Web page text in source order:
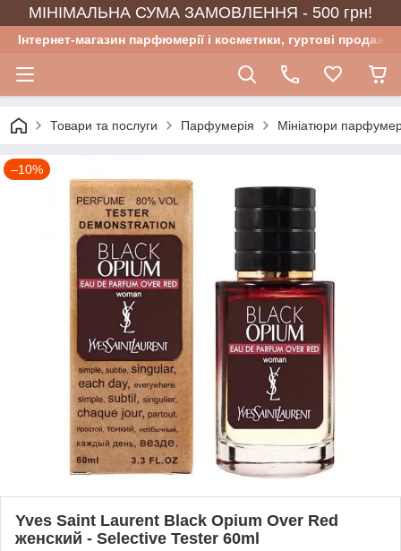
МІНІМАЛЬНА СУМА ЗАМОВЛЕННЯ - 500 грн!
Інтернет-магазин парфюмерії і косметики, гуртові продажі
Товари та послуги Парфумерія Мініатюри
–10%
Yves Saint Laurent Black Opium Over Red
женский - Selective Tester 60ml